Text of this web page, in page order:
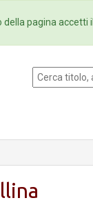
Newsletter
pagina accetti